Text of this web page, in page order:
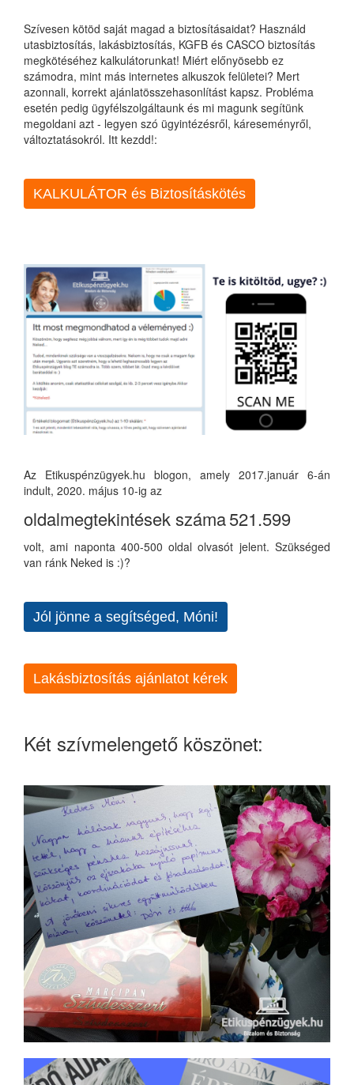
Szívesen kötöd saját magad a biztosításaidat? Használd
utasbiztosítás, lakásbiztosítás, KGFB és CASCO biztosítás
megkötéséhez kalkulátorunkat! Miért előnyösebb ez
számodra, mint más internetes alkuszok felületei? Mert
azonnali, korrekt ajánlatösszehasonlítást kapsz. Probléma
esetén pedig ügyfélszolgáltaunk és mi magunk segítünk
megoldani azt - legyen szó ügyintézésről, káreseményről,
változtatásokról. Itt kezdd!:
KALKULÁTOR és Biztosításkötés
Az Etikuspénzügyek.hu blogon, amely 2017.január 6-án
indult, 2020. május 10-ig az
oldalmegtekintések száma521.599
volt, ami naponta 400-500 oldal olvasót jelent. Szükséged
van ránk Neked is :)?
Jól jönne a segítséged, Móni!
Lakásbiztosítás ajánlatot kérek
Két szívmelengető köszönet: